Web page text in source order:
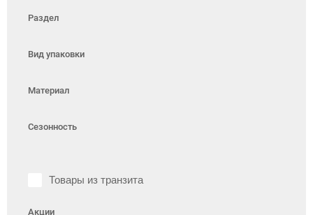
Раздел
Вид упаковки
Материал
Сезонность
Товары из транзита
Акции